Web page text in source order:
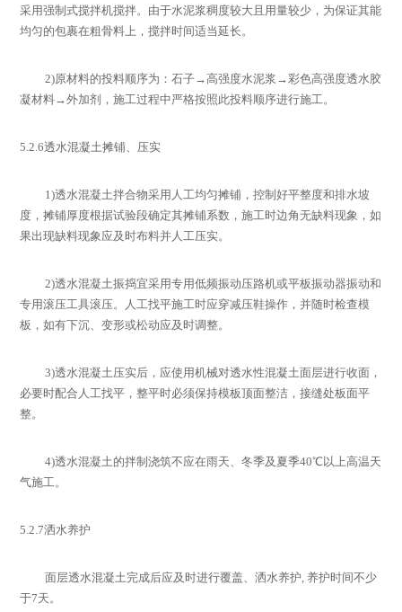
采用强制式搅拌机搅拌。由于水泥浆稠度较大且用量较少，为保证其能
均匀的包裹在粗骨料上，搅拌时间适当延长。
2)原材料的投料顺序为：石子→高强度水泥浆 →彩色高强度透水胶
凝材料→外加剂，施工过程中严格按照此投料顺序进行施工。
5.2.6透水混凝土摊铺、压实
1)透水混凝土拌合物采用人工均匀摊铺，控制好平整度和排水坡
度，摊铺厚度根据试验段确定其摊铺系数，施工时边角无缺料现象，如
果出现缺料现象应及时布料并人工压实。
2)透水混凝土振捣宜采用专用低频振动压路机或平板振动器振动和
专用滚压工具滚压。人工找平施工时应穿减压鞋操作，并随时检查模
板，如有下沉、变形或松动应及时调整。
3)透水混凝土压实后，应使用机械对透水性混凝土面层进行收面，
必要时配合人工找平，整平时必须保持模板顶面整洁，接缝处板面平
整。
4)透水混凝土的拌制浇筑不应在雨天、冬季及夏季40℃以上高温天
气施工。
5.2.7洒水养护
面层透水混凝土完成后应及时进行覆盖、洒水养护, 养护时间不少
于7天。